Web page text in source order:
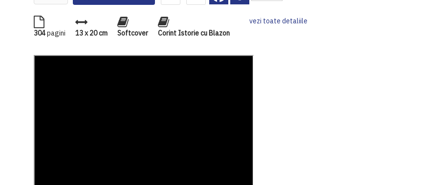
304pagini 13 x 20 cm Softcover Corint Istorie cu Blazon
vezi toate detaliile